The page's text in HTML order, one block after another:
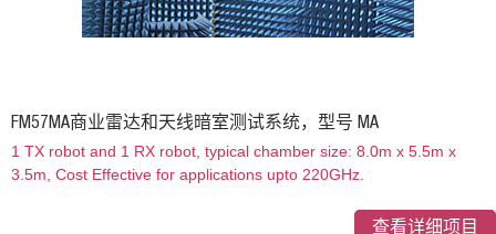
FM57MA商业雷达和天线暗室测试系统，型号 MA
1 TX robot and 1 RX robot, typical chamber size: 8.0m x 5.5m x
3.5m, Cost Effective for applications upto 220GHz.
查看详细项目